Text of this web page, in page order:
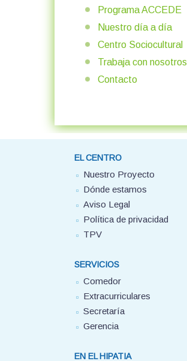
Programa ACCEDE
Nuestro día a día
Centro Sociocultural
Trabaja con nosotros
Contacto
EL CENTRO
Nuestro Proyecto
Dónde estamos
Aviso Legal
Política de privacidad
TPV
SERVICIOS
Comedor
Extracurriculares
Secretaría
Gerencia
EN EL HIPATIA